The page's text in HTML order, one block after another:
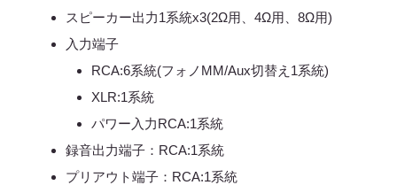
スピーカー出力1系統x3(2Ω用、4Ω用、8Ω用)
入力端子
RCA:6系統(フォノMM/Aux切替え1系統)
XLR:1系統
パワー入力RCA:1系統
録音出力端子：RCA:1系統
プリアウト端子：RCA:1系統